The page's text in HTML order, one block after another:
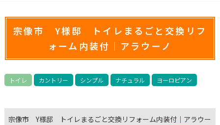
宗像市 Y様邸 トイレまるごと交換リフ
ォーム内装付｜アラウーノ
トイレ カントリー シンプル ナチュラル ヨーロピアン
宗像市 Y様邸 トイレまるごと交換リフォーム内装付｜アラウー